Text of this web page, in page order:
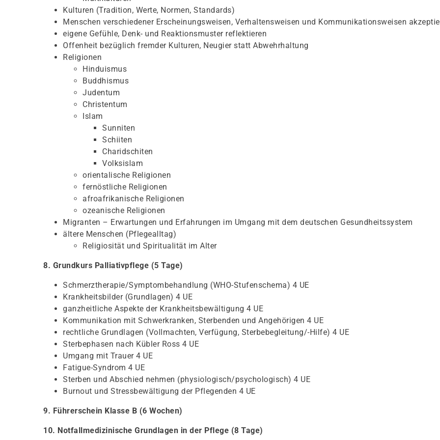
Kulturen (Tradition, Werte, Normen, Standards)
Menschen verschiedener Erscheinungsweisen, Verhaltensweisen und Kommunikationsweisen
eigene Gefühle, Denk- und Reaktionsmuster reflektieren
Offenheit bezüglich fremder Kulturen, Neugier statt Abwehrhaltung
Religionen
Hinduismus
Buddhismus
Judentum
Christentum
Islam
Sunniten
Schiiten
Charidschiten
Volksislam
orientalische Religionen
fernöstliche Religionen
afroafrikanische Religionen
ozeanische Religionen
Migranten – Erwartungen und Erfahrungen im Umgang mit dem deutschen Gesundheitssystem
ältere Menschen (Pflegealltag)
Religiosität und Spiritualität im Alter
8. Grundkurs Palliativpflege (5 Tage)
Schmerztherapie/Symptombehandlung (WHO-Stufenschema) 4 UE
Krankheitsbilder (Grundlagen) 4 UE
ganzheitliche Aspekte der Krankheitsbewältigung 4 UE
Kommunikation mit Schwerkranken, Sterbenden und Angehörigen 4 UE
rechtliche Grundlagen (Vollmachten, Verfügung, Sterbebegleitung/-Hilfe) 4 UE
Sterbephasen nach Kübler Ross 4 UE
Umgang mit Trauer 4 UE
Fatigue-Syndrom 4 UE
Sterben und Abschied nehmen (physiologisch/psychologisch) 4 UE
Burnout und Stressbewältigung der Pflegenden 4 UE
9. Führerschein Klasse B (6 Wochen)
10. Notfallmedizinische Grundlagen in der Pflege (8 Tage)